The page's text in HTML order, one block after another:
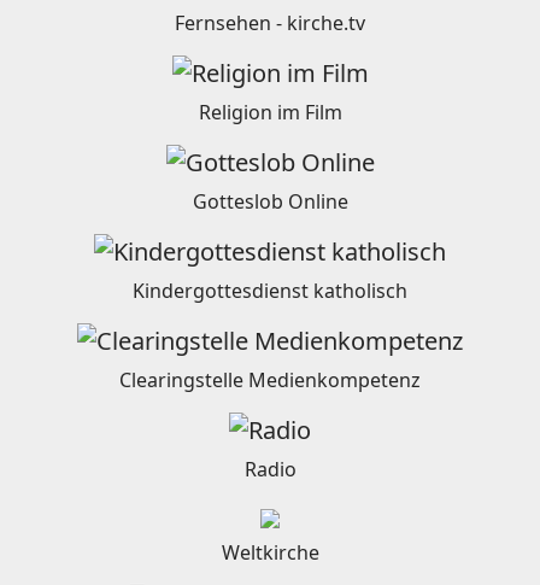
Fernsehen - kirche.tv
Religion im Film
Gotteslob Online
Kindergottesdienst katholisch
Clearingstelle Medienkompetenz
Radio
Weltkirche